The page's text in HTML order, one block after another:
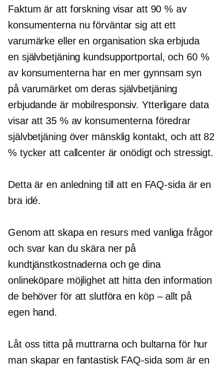
Faktum är att forskning visar att 90 % av
konsumenterna nu förväntar sig att ett
varumärke eller en organisation ska erbjuda
en självbetjäning kundsupportportal, och 60 %
av konsumenterna har en mer gynnsam syn
på varumärket om deras självbetjäning
erbjudande är mobilresponsiv. Ytterligare data
visar att 35 % av konsumenterna föredrar
självbetjäning över mänsklig kontakt, och att 82
% tycker att callcenter är onödigt och stressigt.
Detta är en anledning till att en FAQ-sida är en
bra idé.
Genom att skapa en resurs med vanliga frågor
och svar kan du skära ner på
kundtjänstkostnaderna och ge dina
onlineköpare möjlighet att hitta den information
de behöver för att slutföra en köp – alltpå
egen hand.
Låt oss titta på muttrarna och bultarna för hur
man skapar en fantastisk FAQ-sida som är en